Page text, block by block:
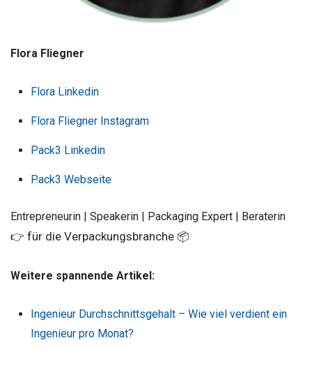
Flora Fliegner
Flora Linkedin
Flora Fliegner Instagram
Pack3 Linkedin
Pack3 Webseite
Entrepreneurin | Speakerin | Packaging Expert | Beraterin
👉 für die Verpackungsbranche 📦
Weitere spannende Artikel:
Ingenieur Durchschnittsgehalt – Wie viel verdient ein
Ingenieur pro Monat?